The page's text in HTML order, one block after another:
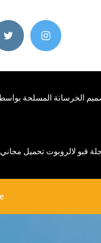
قبو لالروبوت تحميل مجاني